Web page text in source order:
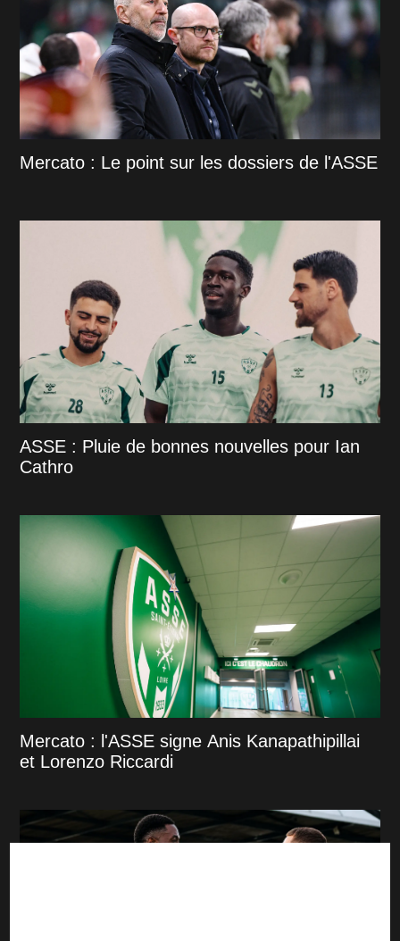
Mercato : Le point sur les dossiers de l'ASSE
ASSE : Pluie de bonnes nouvelles pour Ian
Cathro
Mercato : l'ASSE signe Anis Kanapathipillai
et Lorenzo Riccardi